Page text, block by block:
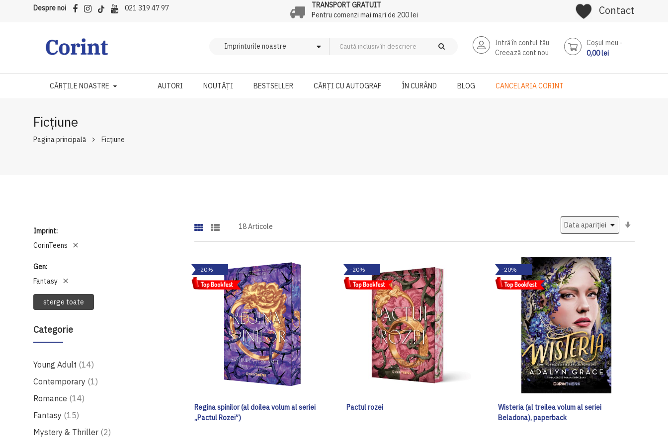
Despre noi 021 319 47 97
TRANSPORT GRATUIT
Pentru comenzi mai mari de 200 lei
Contact
Intră în contul tău
Creează cont nou
Coşul meu
0,00 lei
CĂRȚILE NOASTRE AUTORI NOUTĂȚI BESTSELLER CĂRȚI CU AUTOGRAF ÎN CURÂND BLOG CANCELARIA CORINT
Ficțiune
Pagina principală Ficțiune
Imprint
CorinTeens
Gen
Fantasy
sterge toate
Categorie
Young Adult 14produse
Contemporary 1produs
Romance 14produse
Fantasy 15produse
Mystery & Thriller 2produse
18Articole
-20%
Regina spinilor (al doilea volum al seriei
„Pactul Rozei”)
-20%
Pactul rozei
-20%
Wisteria (al treilea volum al seriei
Beladona), paperback